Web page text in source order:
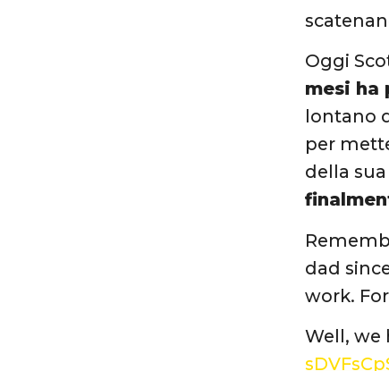
Oggi
mesi ha
lontano
per
della
dad
work.
Well, we